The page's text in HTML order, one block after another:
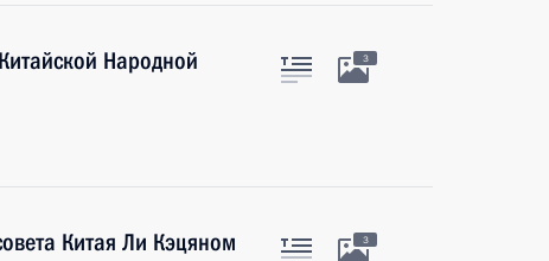
Народной
3
Китая Ли Кэцяном 3